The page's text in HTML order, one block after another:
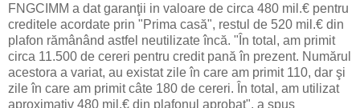
FNGCIMM a dat garanţii in valoare de circa 480 mil.€ pentru
creditele acordate prin "Prima casă", restul de 520 mil.€ din
plafon rămânând astfel neutilizate încă. "În total, am primit
circa 11.500 de cereri pentru credit pană în prezent. Numărul
acestora a variat, au existat zile în care am primit 110, dar şi
zile în care am primit câte 180 de cereri. În total, am utilizat
aproximativ 480 mil.€ din plafonul aprobat", a spus